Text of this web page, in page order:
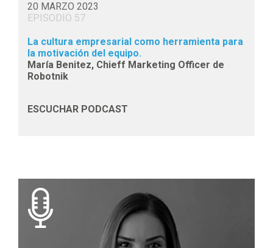
20 MARZO 2023
EPISODIO 57
La cultura empresarial como herramienta para
la motivación del equipo.
María Benitez, Chieff Marketing Officer de
Robotnik
ESCUCHAR PODCAST